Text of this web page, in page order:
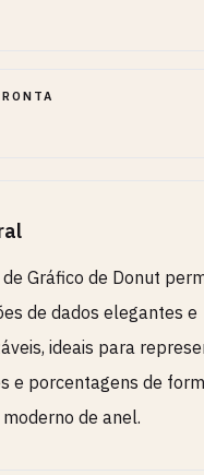
de Gráfico de Donut
de dados elegantes e
ideais para
e porcentagens de
de anel.